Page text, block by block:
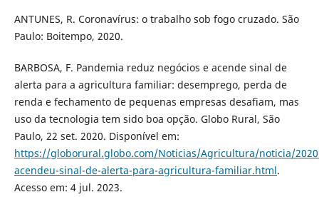
ANTUNES, R. Coronavírus: o trabalho sob fogo cruzado. São
Paulo: Boitempo, 2020.
BARBOSA, F. Pandemia reduz negócios e acende sinal de
alerta para a agricultura familiar: desemprego, perda de
renda e fechamento de pequenas empresas desafiam, mas
uso da tecnologia tem sido boa opção. Globo Rural, São
Paulo, 22 set. 2020. Disponível em:
https://globorural.globo.com/Noticias/Agricultura/noticia/
acendeu-sinal-de-alerta-para-agricultura-familiar.html.
Acesso em: 4 jul. 2023.